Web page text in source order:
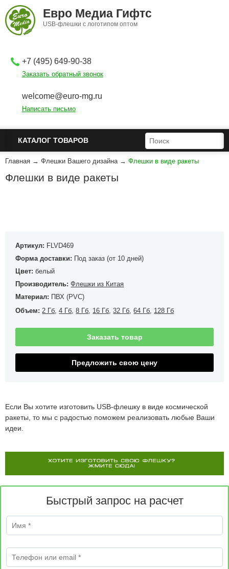
Перейти к основному содержанию
Евро Медиа Гифтс
USB-флешки с логотипом оптом
+7 (495) 649-90-38
Заказать обратный звонок
welcome@euro-mg.ru
Написать письмо
КАТАЛОГ ТОВАРОВ ФОРМА ПОИСКА
ПОИСК
Главная → Флешки Вашего дизайна → Флешки в виде ракеты
Флешки в виде ракеты
Артикул: FLVD469
Форма доставки: Под заказ (от 10 дней)
Цвет:белый
Производитель:Флешки из Китая
Материал: ПВХ (PVC)
Объем: 2 Гб ,4 Гб ,8 Гб 16 Гб ,32 Гб ,64 Гб 128 Гб
Заказать товар
Предложить свою цену
Если Вы хотите изготовить USB-флешку в виде космической
ракеты, то мы с радостью поможем реализовать любые Ваши
идеи.
Быстрый запрос на расчет
Имя
Телефон или email